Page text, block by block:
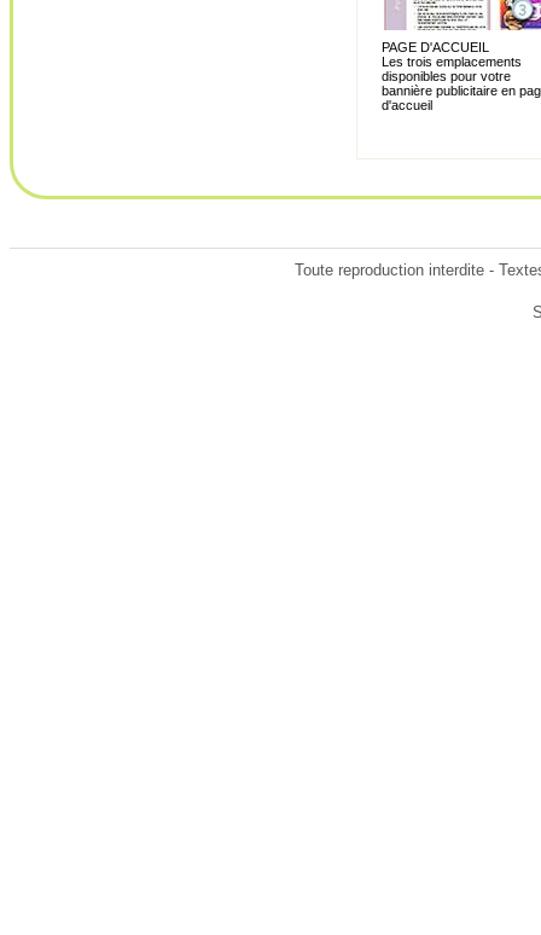
PAGE D'ACCUEIL
Les trois emplacements
disponibles pour votre
bannière publicitaire en
d'accueil
Toute reproduction interdite -